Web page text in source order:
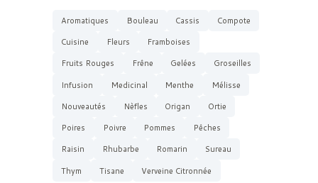
Aromatiques Bouleau Cassis
Compote
Cuisine
Fleurs
Framboises
Fruits Rouges
Frêne Gelées
Groseilles
Infusion
Medicinal Menthe
Mélisse
Nouveautés
Nèfles Origan
Ortie
Poires
Poivre Pommes
Pêches
Raisin
Rhubarbe Romarin
Sureau
Thym
Tisane Verveine Citronnée